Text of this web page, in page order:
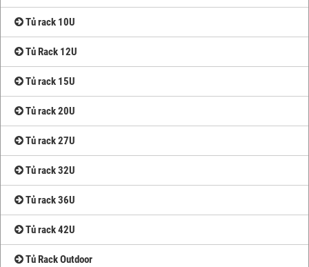
Tủ rack 10U
Tủ Rack 12U
Tủ rack 15U
Tủ rack 20U
Tủ rack 27U
Tủ rack 32U
Tủ rack 36U
Tủ rack 42U
Tủ Rack Outdoor